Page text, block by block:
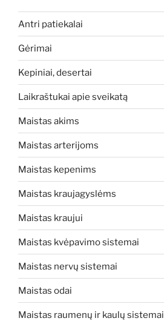
Antri patiekalai
Gėrimai
Kepiniai, desertai
Laikraštukai apie sveikatą
Maistas akims
Maistas arterijoms
Maistas kepenims
Maistas kraujagyslėms
Maistas kraujui
Maistas kvėpavimo sistemai
Maistas nervų sistemai
Maistas odai
Maistas raumenų ir kaulų sistemai